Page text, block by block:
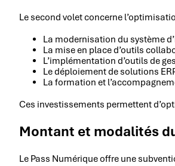
Le second volet concerne
La modernisation du système
La mise en place d’outils
L’implémentation d’outils de
Le déploiement de solutions
La formation et
Ces investissements permettent
Montant et modalités
Le Pass Numérique offre une